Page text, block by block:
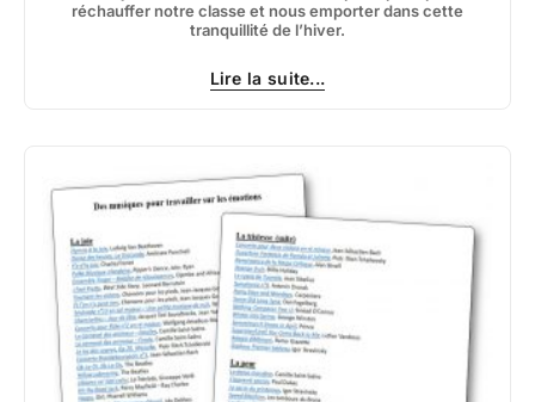
réchauffer notre classe et nous emporter dans cette
tranquillité de l’hiver.
Lire la suite...